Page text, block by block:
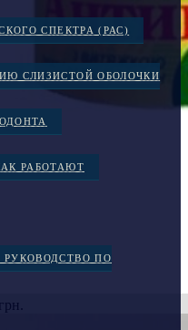
СПЕКТРА (РАС)
СЛИЗИСТОЙ ОБОЛОЧКИ
РАБОТАЮТ
ПО
грн.